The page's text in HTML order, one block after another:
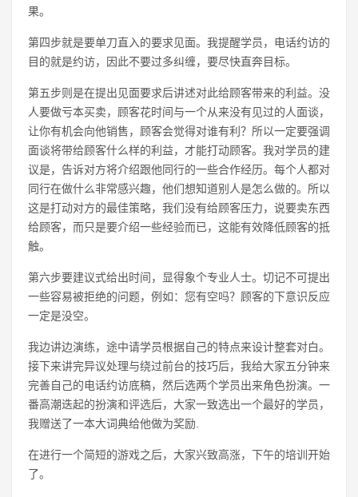
果。
第四步就是要单刀直入的要求见面。我提醒学员，电话约访的
目的就是约访，因此不要过多纠缠，要尽快直奔目标。
第五步则是在提出见面要求后讲述对此给顾客带来的利益。没
人要做亏本买卖，顾客花时间与一个从来没有见过的人面谈，
让你有机会向他销售，顾客会觉得对谁有利？所以一定要强调
面谈将带给顾客什么样的利益，才能打动顾客。我对学员的建
议是，告诉对方将介绍跟他同行的一些合作经历。每个人都对
同行在做什么非常感兴趣，他们想知道别人是怎么做的。所以
这是打动对方的最佳策略，我们没有给顾客压力，说要卖东西
给顾客，而只是要介绍一些经验而已，这能有效降低顾客的抵
触。
第六步要建议式给出时间，显得象个专业人士。切记不可提出
一些容易被拒绝的问题，例如：您有空吗？顾客的下意识反应
一定是没空。
我边讲边演练，途中请学员根据自己的特点来设计整套对白。
接下来讲完异议处理与绕过前台的技巧后，我给大家五分钟来
完善自己的电话约访底稿，然后选两个学员出来角色扮演。一
番高潮迭起的扮演和评选后，大家一致选出一个最好的学员，
我赠送了一本大词典给他做为奖励.
在进行一个简短的游戏之后，大家兴致高涨，下午的培训开始
了。